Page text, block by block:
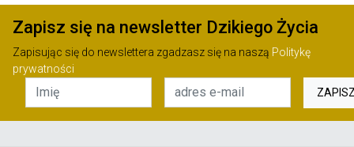
Zapisz się na newsletter Dzikiego Życia
Zapisując się do newslettera zgadzasz się na naszą Politykę
prywatności